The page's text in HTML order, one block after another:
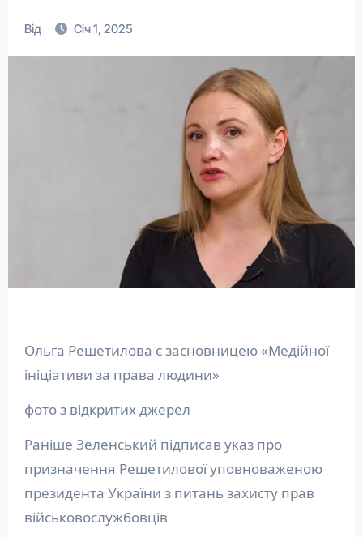
Від Січ 1, 2025
Ольга Решетилова є засновницею «Медійної
ініціативи за права людини»
фото з відкритих джерел
Раніше Зеленський підписав указ про
призначення Решетилової уповноваженою
президента України з питань захисту прав
військовослужбовців